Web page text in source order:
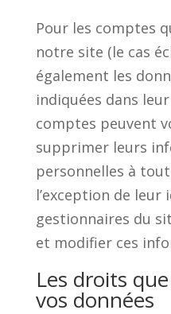
Pour les comptes
notre site (le cas
également les
indiquées dans
comptes peuvent
supprimer leurs
personnelles à
l’exception de leur
gestionnaires du
et modifier ces
Les droits
vos données